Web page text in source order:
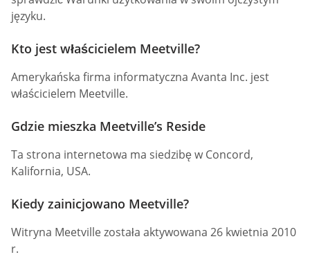
języku.
Kto jest właścicielem Meetville?
Amerykańska firma informatyczna Avanta Inc. jest
właścicielem Meetville.
Gdzie mieszka Meetville’s Reside
Ta strona internetowa ma siedzibę w Concord,
Kalifornia, USA.
Kiedy zainicjowano Meetville?
Witryna Meetville została aktywowana 26 kwietnia 2010
r.